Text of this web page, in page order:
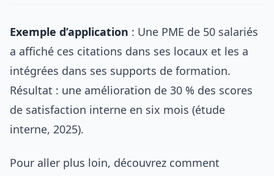
Exemple d’application : Une PME de 50 salariés
a affiché ces citations dans ses locaux et les a
intégrées dans ses supports de formation.
Résultat : une amélioration de 30 % des scores
de satisfaction interne en six mois (étude
interne, 2025).
Pour aller plus loin, découvrez comment